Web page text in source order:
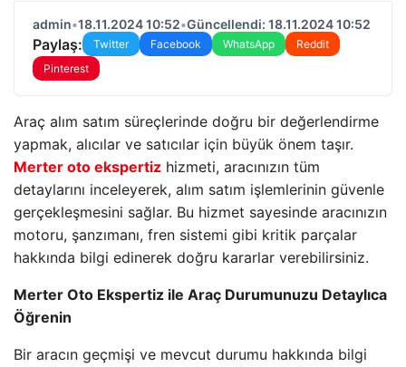
admin•18.11.2024 10:52•Güncellendi: 18.11.2024 10:52
Paylaş: Twitter Facebook WhatsApp
Reddit
Pinterest
Araç alım satım süreçlerinde doğru bir değerlendirme
yapmak, alıcılar ve satıcılar için büyük önem taşır.
Merter oto ekspertiz hizmeti, aracınızın tüm
detaylarını inceleyerek, alım satım işlemlerinin güvenle
gerçekleşmesini sağlar. Bu hizmet sayesinde aracınızın
motoru, şanzımanı, fren sistemi gibi kritik parçalar
hakkında bilgi edinerek doğru kararlar verebilirsiniz.
Merter Oto Ekspertiz ile Araç Durumunuzu Detaylıca
Öğrenin
Bir aracın geçmişi ve mevcut durumu hakkında bilgi